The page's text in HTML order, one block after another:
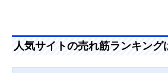
人気サイトの売れ筋ランキング